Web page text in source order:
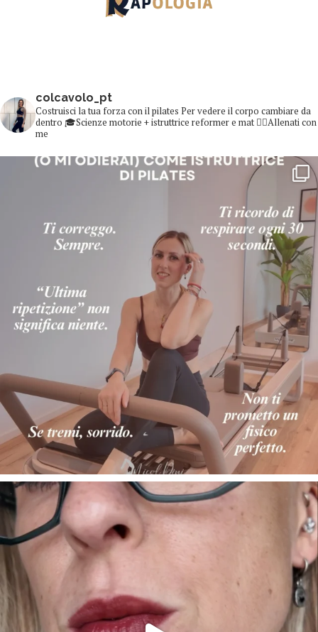
colcavolo_pt
Costruisci la tua forza con il pilates Per vedere il corpo cambiare da
dentro 🎓Scienze motorie + istruttrice reformer e mat 👇🏻Allenati con
me